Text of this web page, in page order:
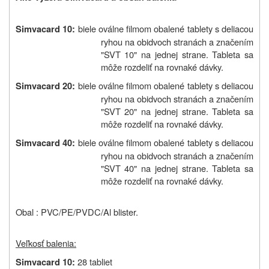
Simvacard 10: biele oválne filmom obalené tablety s deliacou
ryhou na obidvoch stranách a značením
"SVT 10" na jednej strane. Tableta sa
môže rozdeliť na rovnaké dávky.
Simvacard 20: biele oválne filmom obalené tablety s deliacou
ryhou na obidvoch stranách a značením
"SVT 20" na jednej strane. Tableta sa
môže rozdeliť na rovnaké dávky.
Simvacard 40: biele oválne filmom obalené tablety s deliacou
ryhou na obidvoch stranách a značením
"SVT 40" na jednej strane. Tableta sa
môže rozdeliť na rovnaké dávky.
Obal : PVC/PE/PVDC/Al blister.
Veľkosť balenia:
Simvacard 10: 28 tabliet